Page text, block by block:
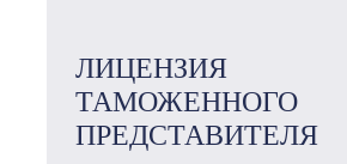
ЛИЦЕНЗИЯ
ТАМОЖЕННОГО
ПРЕДСТАВИТЕЛЯ